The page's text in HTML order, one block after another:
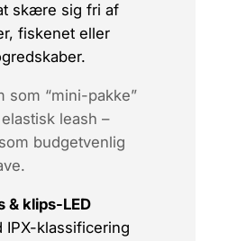
skære sig fri af
fiskenet eller
som “mini-pakke”
leash –
budgetvenlig
& klips-LED
IPX-klassificering